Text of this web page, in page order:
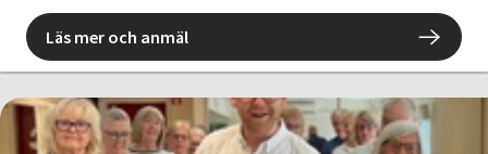
Läs mer och anmäl